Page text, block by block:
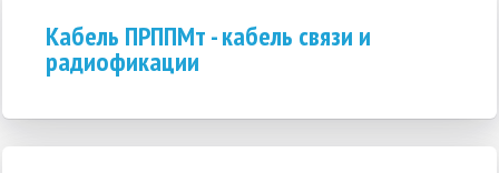
Кабель ПРППМт - кабель связи и
радиофикации